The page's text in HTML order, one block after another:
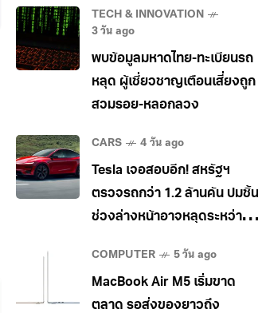
TECH & INNOVATION
3 วัน ago
พบข้อมูลมหาดไทย-ทะเบียนรถ
หลุด ผู้เชี่ยวชาญเตือนเสี่ยงถูก
สวมรอย-หลอกลวง
CARS 4 วัน ago
Tesla เจอสอบอีก! สหรัฐฯ
ตรวจรถกว่า 1.2 ล้านคัน ปมชิ้น
ช่วงล่างหน้าอาจหลุดระหว่าง
COMPUTER 5 วัน ago
MacBook Air M5 เริ่มขาด
ตลาด รอส่งของยาวถึง